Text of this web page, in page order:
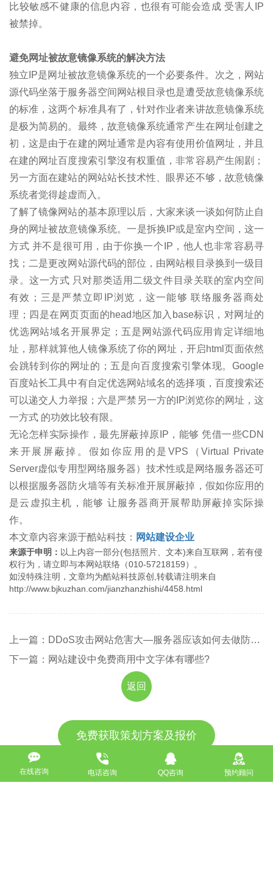
比较敏感不健康的信息内容，也很有可能会造成 受害人IP
被禁掉。
避免网址被故意镜像系统的解决方法
独立IP是网址被故意镜像系统的一个必要条件。次之，网站
源代码坐落于服务器空间网站根目录也是遭受故意镜像系统
的标准，这两个标准具有了，针对作业者来讲故意镜像系统
是极为简易的。最终，故意镜像系统通常产生在网址创建之
初，这是由于在建的网址通常是內容有使用价值网址，并且
在建的网址百度搜索引擎沒有权重值，非常容易产生闹剧；
另一方面在建站的网站站长技术性、眼界还不够，故意镜像
系统者觉得趁虚而入。
了解了镜像网站的基本原理以后，大家来谈一谈如何防止自
身的网址被故意镜像系统。一是拆换IP或是室内空间，这一
方式 并不是很可用，由于你换一个IP，他人也非常容易寻
找；二是更改网站源代码的部位，由网站根目录换到一级目
录。这一方式 只对那类适用二级文件目录关联的室内空间
有效；三是严禁立即IP浏览，这一能够 联络服务器商处
理；四是在网页页面的head地区加入base标识，对网址的
优选网站域名开展界定；五是网站源代码应用肯定详细地
址，那样就算他人镜像系统了你的网址，开启html页面依然
会跳转到你的网址的；五是向百度搜索引擎体现。Google
百度站长工具中有自定优选网站域名的选择项，百度搜索还
可以递交人力举报；六是严禁另一方的IP浏览你的网址，这
一方式 的功效比较有限。
无论怎样实际操作，最先屏蔽掉原IP，能够 凭借一些CDN
来开展屏蔽掉。假如你应用的是VPS（Virtual Private
Server虚似专用型网络服务器）技术性或是网络服务器还可
以根据服务器防火墙等有关标准开展屏蔽掉，假如你应用的
是云虚拟主机，能够 让服务器商开展帮助屏蔽掉实际操
作。
本文章内容来源于酷站科技： 网站建设企业
来源于申明： 以上内容一部分(包括照片、文本)来自互联网，若有侵
权行为，请立即与本网站联络（010-57218159）。
如没特殊注明，文章均为酷站科技原创,转载请注明来自
http://www.bjkuzhan.com/jianzhanzhishi/4458.html
上一篇：DDoS攻击网站危害大—服务器应该如何去做防护？
下一篇：网站建设中免费商用中文字体有哪些?
返回
免费获取策划方案及报价
联系专业的商务顾问，制定方案，专业设计，一对一咨询及其
在线咨询 电话咨询 QQ咨询 预约顾问